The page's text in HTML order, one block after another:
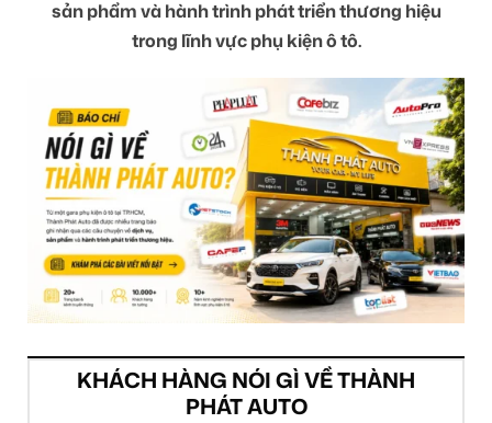
sản phẩm và hành trình phát triển thương hiệu
trong lĩnh vực phụ kiện ô tô.
KHÁCH HÀNG NÓI GÌ VỀ THÀNH
PHÁT AUTO